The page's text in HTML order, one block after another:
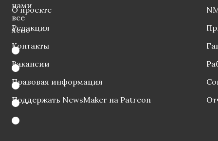
нами
все
ясно
О проекте
Редакция
Контакты
Вакансии
Правовая информация
Поддержать NewsMaker на Patreon